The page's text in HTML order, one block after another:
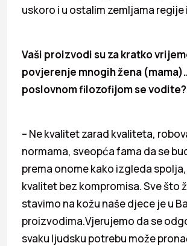
uskoro i u ostalim zemljama regije i
Vaši proizvodi su za kratko
povjerenje mnogih žena
poslovnom filozofijom se vodite?
– Ne kvalitet zarad kvaliteta,
normama, sveopća fama da se
prema onome kako izgleda
kvalitet bez kompromisa. Sve što
stavimo na kožu naše djece je u
proizvodima.Vjerujemo da se
svaku ljudsku potrebu može